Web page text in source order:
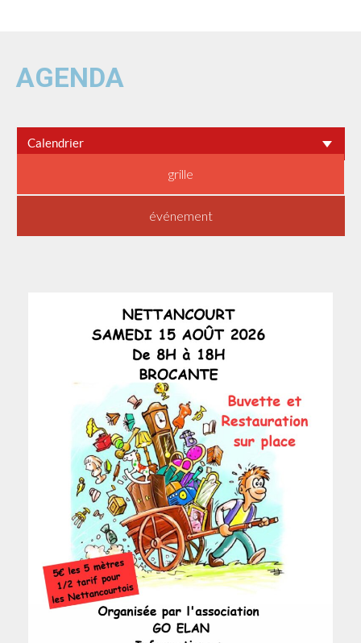
AGENDA
Calendrier
grille
événement